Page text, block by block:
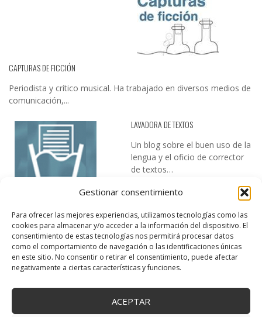
Gestionar consentimiento
Para ofrecer las mejores experiencias, utilizamos tecnologías como las
cookies para almacenar y/o acceder a la información del dispositivo. El
consentimiento de estas tecnologías nos permitirá procesar datos
como el comportamiento de navegación o las identificaciones únicas
en este sitio. No consentir o retirar el consentimiento, puede afectar
negativamente a ciertas características y funciones.
ACEPTAR
CAPTURAS DE FICCIÓN
Periodista y crítico musical. Ha trabajado en diversos medios de
comunicación,...
LAVADORA DE TEXTOS
Un blog sobre el buen uso de la
lengua y el oficio de corrector
de textos…
DESIREE MARTÍN